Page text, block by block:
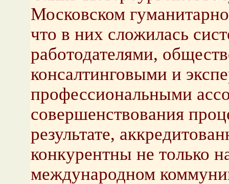
Московском
что в них сложилась
работодателями,
консалтинговыми и
профессиональными
совершенствования
результате,
конкурентны не только
международном